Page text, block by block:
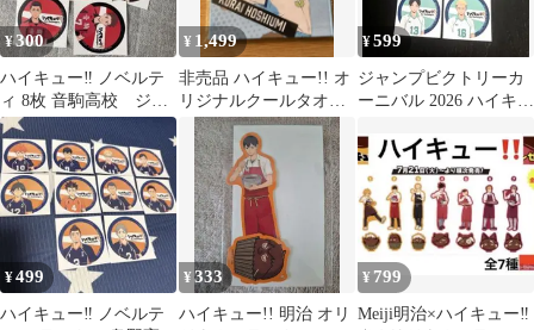
¥300
ハイキュー‼︎ ノベルテ
ィ 8枚 音駒高校 ジャ
ンプカーニバル
¥ 1,499
非売品 ハイキュー!! オ
リジナルクールタオル
星海光来
¥599
ジャンプビクトリーカ
ーニバル 2026 ハイキュ
葉城西
¥499
ハイキュー‼︎ ノベルテ
¥333
ハイキュー!! 明治 オリ
¥ 799
Meiji明治×ハイキュー‼️